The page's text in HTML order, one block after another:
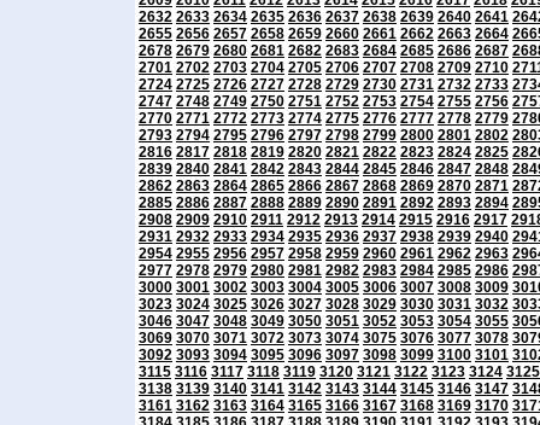
2632 2633 2634 2635 2636 2637 2638 2639 2640 2641
2655 2656 2657 2658 2659 2660 2661 2662 2663 2664
2678 2679 2680 2681 2682 2683 2684 2685 2686 2687
2701 2702 2703 2704 2705 2706 2707 2708 2709 2710
2724 2725 2726 2727 2728 2729 2730 2731 2732 2733
2747 2748 2749 2750 2751 2752 2753 2754 2755 2756
2770 2771 2772 2773 2774 2775 2776 2777 2778 2779
2793 2794 2795 2796 2797 2798 2799 2800 2801 2802
2816 2817 2818 2819 2820 2821 2822 2823 2824 2825
2839 2840 2841 2842 2843 2844 2845 2846 2847 2848
2862 2863 2864 2865 2866 2867 2868 2869 2870 2871
2885 2886 2887 2888 2889 2890 2891 2892 2893 2894
2908 2909 2910 2911 2912 2913 2914 2915 2916 2917
2931 2932 2933 2934 2935 2936 2937 2938 2939 2940
2954 2955 2956 2957 2958 2959 2960 2961 2962 2963
2977 2978 2979 2980 2981 2982 2983 2984 2985 2986
3000 3001 3002 3003 3004 3005 3006 3007 3008 3009
3023 3024 3025 3026 3027 3028 3029 3030 3031 3032
3046 3047 3048 3049 3050 3051 3052 3053 3054 3055
3069 3070 3071 3072 3073 3074 3075 3076 3077 3078
3092 3093 3094 3095 3096 3097 3098 3099 3100 3101
3115 3116 3117 3118 3119 3120 3121 3122 3123 3124 3125
3138 3139 3140 3141 3142 3143 3144 3145 3146 3147
3161 3162 3163 3164 3165 3166 3167 3168 3169 3170